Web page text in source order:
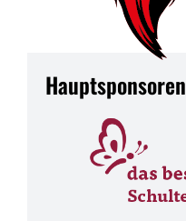
Hauptsponsoren